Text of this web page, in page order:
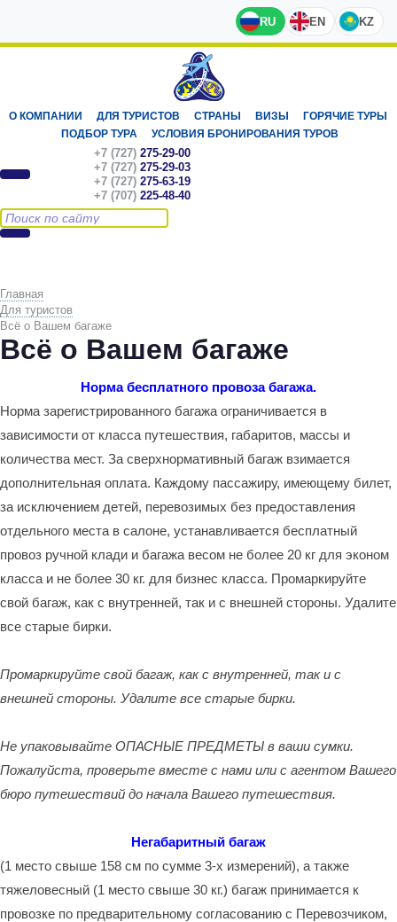
RU EN KZ
О КОМПАНИИ ДЛЯ ТУРИСТОВ СТРАНЫ ВИЗЫ
ГОРЯЧИЕ ТУРЫ
ПОДБОР ТУРА
УСЛОВИЯ БРОНИРОВАНИЯ ТУРОВ
+7 (727) 275-29-00
+7 (727) 275-29-03
+7 (727) 275-63-19
+7 (707) 225-48-40
Главная
Для туристов
Всё о Вашем багаже
Всё о Вашем багаже
Норма бесплатного провоза багажа.
Норма зарегистрированного багажа ограничивается в
зависимости от класса путешествия, габаритов, массы и
количества мест. За сверхнормативный багаж взимается
дополнительная оплата. Каждому пассажиру, имеющему билет,
за исключением детей, перевозимых без предоставления
отдельного места в салоне, устанавливается бесплатный
провоз ручной клади и багажа весом не более 20 кг для эконом
класса и не более 30 кг. для бизнес класса. Промаркируйте
свой багаж, как с внутренней, так и с внешней стороны. Удалите
все старые бирки.
Промаркируйте свой багаж, как с внутренней, так и с
внешней стороны. Удалите все старые бирки.
Не упаковывайте ОПАСНЫЕ ПРЕДМЕТЫ в ваши сумки.
Пожалуйста, проверьте вместе с нами или с агентом Вашего
бюро путешествий до начала Вашего путешествия.
Негабаритный багаж
(1 место свыше 158 см по сумме 3-х измерений), а также
тяжеловесный (1 место свыше 30 кг.) багаж принимается к
провозке по предварительному согласованию с Перевозчиком,